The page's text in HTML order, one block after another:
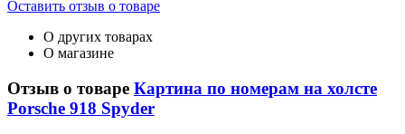
Оставить отзыв о товаре
О других товарах
О магазине
Отзыв о товаре Картина по номерам на холсте
Porsche 918 Spyder